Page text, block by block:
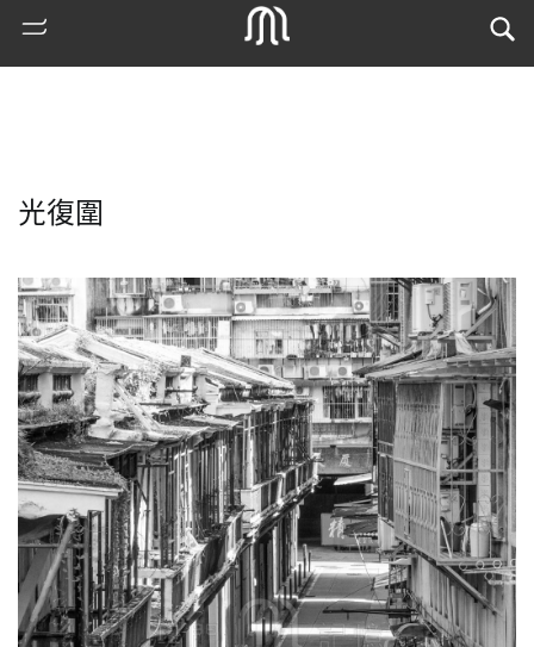
熱
門
搜
索
光復圍